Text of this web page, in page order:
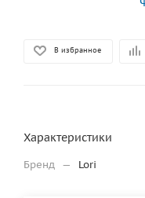
В избранное
Характеристики
Бренд — Lori